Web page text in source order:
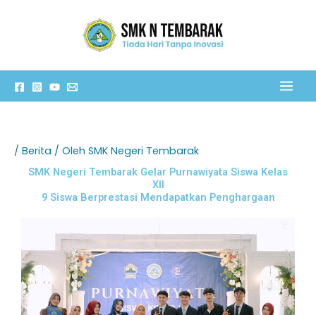
/ Berita / Oleh SMK Negeri Tembarak
SMK Negeri Tembarak Gelar Purnawiyata Siswa Kelas
XII
9 Siswa Berprestasi Mendapatkan Penghargaan
i